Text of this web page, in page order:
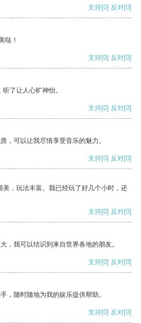
支持[0] 反对[0]
哒！
支持[0] 反对[0]
了让人心旷神怡。
支持[0] 反对[0]
，可以让我尽情享受音乐的魅力。
支持[0] 反对[0]
美，玩法丰富。我已经玩了好几个小时，还
支持[0] 反对[0]
，我可以结识到来自世界各地的朋友。
支持[0] 反对[0]
，随时随地为我的娱乐提供帮助。
支持[0] 反对[0]